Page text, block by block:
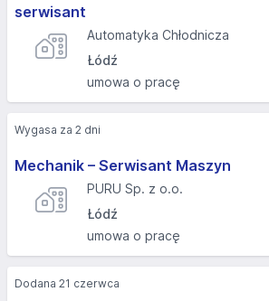
serwisant
Automatyka Chłodnicza
Łódź
umowa o pracę
Mechanik – Serwisant Maszyn
PURU Sp. z o.o.
Łódź
umowa o pracę
Wygasa za 2 dni
Dodana 21 czerwca